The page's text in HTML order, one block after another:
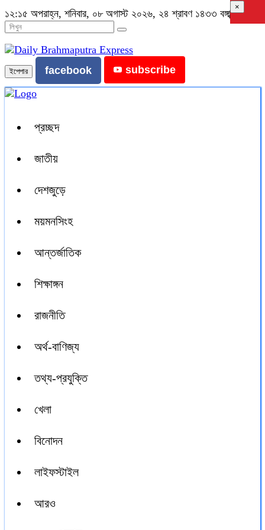
১২:১৫ অপরাহ্ন, শনিবার, ০৮ অগাস্ট ২০২৬, ২৪ শ্রাবণ ১৪৩৩ বঙ্গাব্দ
ইপেপার facebook subscribe
প্রচ্ছদ
জাতীয়
দেশজুড়ে
ময়মনসিংহ
আন্তর্জাতিক
শিক্ষাঙ্গন
রাজনীতি
অর্থ-বাণিজ্য
তথ্য-প্রযুক্তি
খেলা
বিনোদন
লাইফস্টাইল
আরও
×